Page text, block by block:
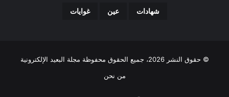
شهادات عين غوايات
© حقوق النشر 2026، جميع الحقوق محفوظة مجلة البعيد الإلكترونية
من نحن